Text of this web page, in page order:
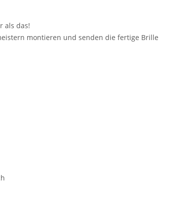
als das!
montieren und senden die fertige Brille